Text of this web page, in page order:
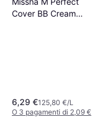
Cover BB Cream
6,29 €125,80 €/L
O 3 pagamenti di 2,09 €